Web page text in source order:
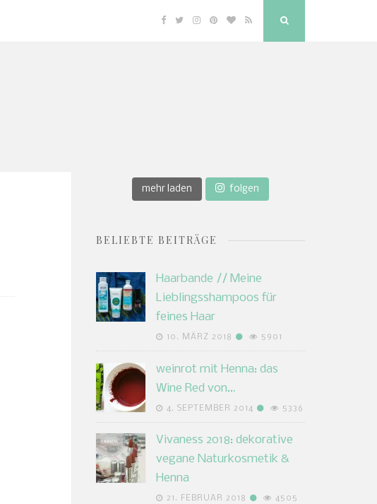
FacebookTwitterInstagramPinterestBloglovin
mehr laden folgen
BELIEBTE BEITRÄGE
Haarbande // Meine
Lieblingsshampoos für
feines Haar
10. MÄRZ 2018 5901
weinrot mit Henna: das
Wine Red von…
4. SEPTEMBER 2014 5336
Vivaness 2018: dekorative
vegane Naturkosmetik &
Henna
21. FEBRUAR 2018 4505